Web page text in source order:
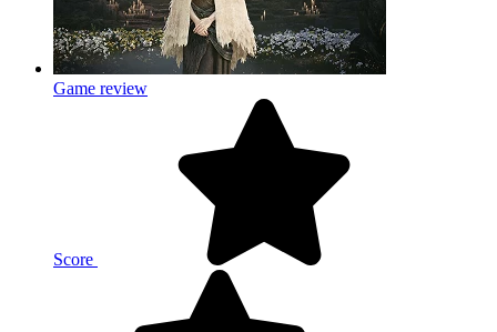
Game review
Score